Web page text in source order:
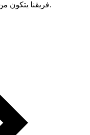
فريقنا يتكون من مترجمين معتمدين ومؤهلين تأهيلاً عالياً.